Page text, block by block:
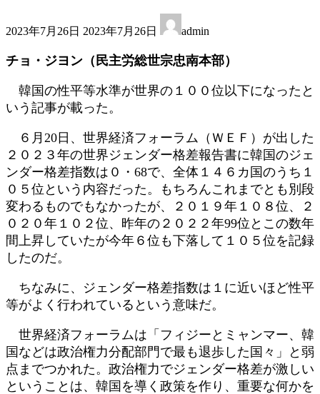
2023年7月26日 終
新
時
:
2023年7月26日 admin
チョ・ジヨン（民主労総世宗忠南本部）
韓国の性平等水準が世界の１００位以下になったと
いう記事が載った。
６月20日、世界経済フォーラム（ＷＥＦ）が出した
２０２３年の世界ジェンダー格差報告書に韓国のジェ
ンダー格差指数は０・68で、全体１４６カ国のうち１
０５位という内容だった。もちろんこれまでとも別段
変わるものでもなかったが、２０１９年１０８位、２
０２０年１０２位、昨年の２０２２年99位とこの数年
間上昇していたが今年６位も下落して１０５位を記録
したのだ。
ちなみに、ジェンダー格差指数は１に近いほど性平
等がよく行われているという意味だ。
世界経済フォーラムは「フィジーとミャンマー、韓
国などは政治権力分配部門で最も退歩した国々」と弱
点までつかれた。政治権力でジェンダー格差が激しい
ということは、韓国を導く政策を作り、重要な何かを